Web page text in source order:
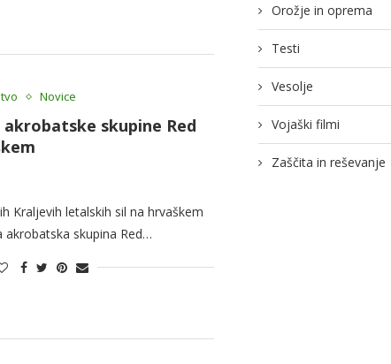
Novice
skupine Red
Kraljevih letalskih sil na hrvaškem
akrobatska skupina Red…
Orožje in oprema
Testi
Vesolje
Vojaški filmi
Zaščita in reševanje